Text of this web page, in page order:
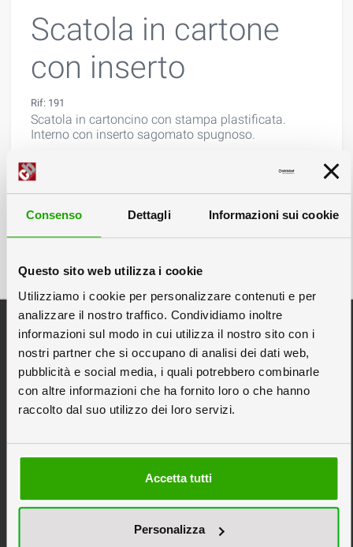
Consenso Dettagli Informazioni sui cookie
Questo sito web utilizza i cookie
Utilizziamo i cookie per personalizzare contenuti e per
analizzare il nostro traffico. Condividiamo inoltre
informazioni sul modo in cui utilizza il nostro sito con i
nostri partner che si occupano di analisi dei dati web,
pubblicità e social media, i quali potrebbero combinarle
con altre informazioni che ha fornito loro o che hanno
raccolto dal suo utilizzo dei loro servizi.
Accetta tutti
Personalizza
Scatola in cartone
con inserto
Rif: 191
Scatola in cartoncino con stampa plastificata.
Interno con inserto sagomato spugnoso.
Categorie Principali
Espositori da Banco
Espositori Pubblicitari
Espositori in Cartone
Espositori Personalizzati